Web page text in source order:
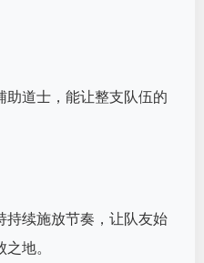
助道士，能让整支队伍的
持续施放节奏，让队友始
地。